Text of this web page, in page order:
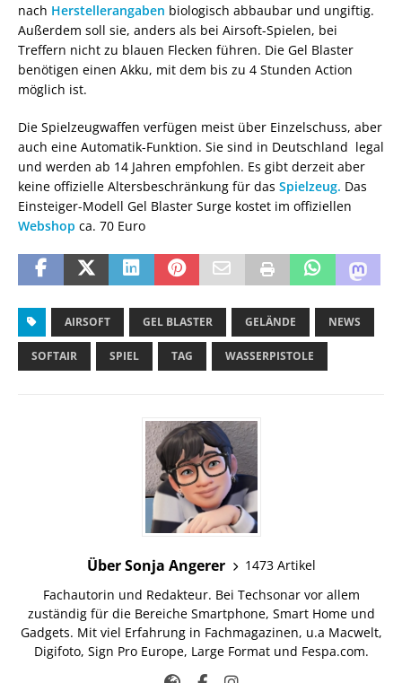
nach Herstellerangaben biologisch abbaubar und ungiftig.
Außerdem soll sie, anders als bei Airsoft-Spielen, bei
Treffern nicht zu blauen Flecken führen. Die Gel Blaster
benötigen einen Akku, mit dem bis zu 4 Stunden Action
möglich ist.
Die Spielzeugwaffen verfügen meist über Einzelschuss, aber
auch eine Automatik-Funktion. Sie sind in Deutschland legal
und werden ab 14 Jahren empfohlen. Es gibt derzeit aber
keine offizielle Altersbeschränkung für das Spielzeug. Das
Einsteiger-Modell Gel Blaster Surge kostet im offiziellen
Webshop ca. 70 Euro
AIRSOFT GEL BLASTER GELÄNDE NEWS
SOFTAIR SPIEL TAG WASSERPISTOLE
Über Sonja Angerer
1473 Artikel
Fachautorin und Redakteur. Bei Techsonar vor allem
zuständig für die Bereiche Smartphone, Smart Home und
Gadgets. Mit viel Erfahrung in Fachmagazinen, u.a Macwelt,
Digifoto, Sign Pro Europe, Large Format und Fespa.com.